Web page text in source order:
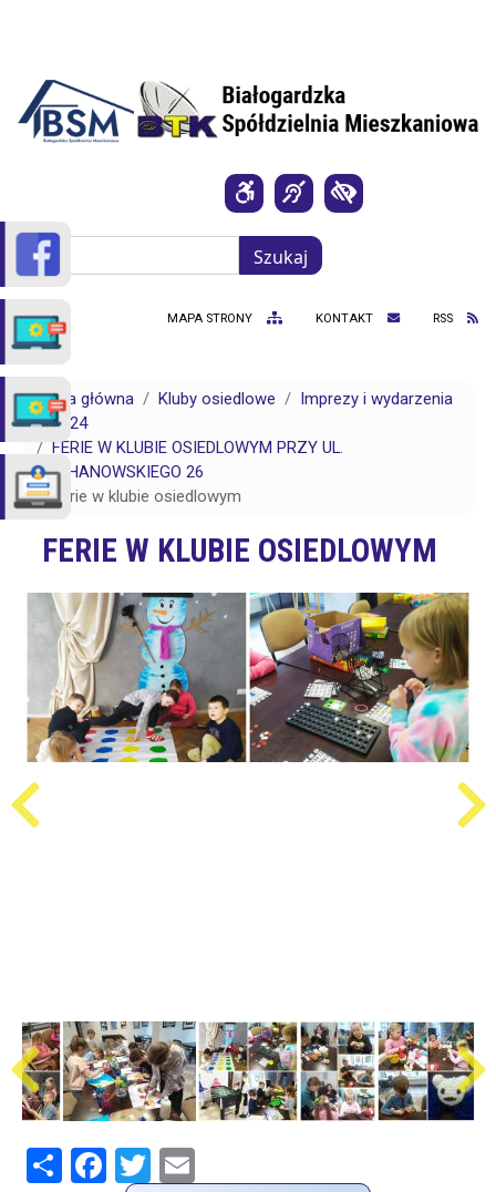
Szukaj
Szukaj
MAPA STRONY KONTAKT RSS
Strona główna Kluby osiedlowe
Imprezy i wydarzenia
2024
FERIE W KLUBIE OSIEDLOWYM PRZY UL.
KOCHANOWSKIEGO 26
Ferie w klubie osiedlowym
FERIE W KLUBIE OSIEDLOWYM
ShareFacebook
Twitter